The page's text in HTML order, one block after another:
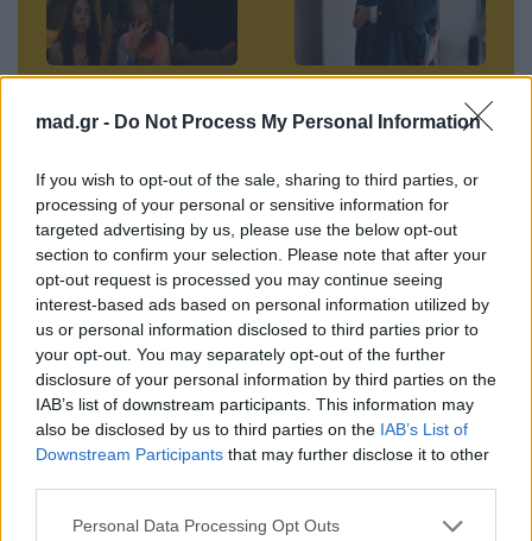
mad.gr - Do Not Process My Personal Information
If you wish to opt-out of the sale, sharing to third parties, or
processing of your personal or sensitive information for
targeted advertising by us, please use the below opt-out
section to confirm your selection. Please note that after your
opt-out request is processed you may continue seeing
interest-based ads based on personal information utilized by
us or personal information disclosed to third parties prior to
your opt-out. You may separately opt-out of the further
disclosure of your personal information by third parties on the
IAB’s list of downstream participants. This information may
also be disclosed by us to third parties on the IAB’s List of
Downstream Participants that may further disclose it to other
Personal Data Processing Opt Outs
Ποια παίκτρια
οικειοθελώς;
10.01.2023
«Σασμός»: Ο
Αστέρης με την
σε ερωτική επαφή
10.01.2023
Βιογραφικά
Ελλήνων
Καλλιτεχνών
με πληροφορίες για
δισκογραφία, πορεία
και σημαντικές στιγμές